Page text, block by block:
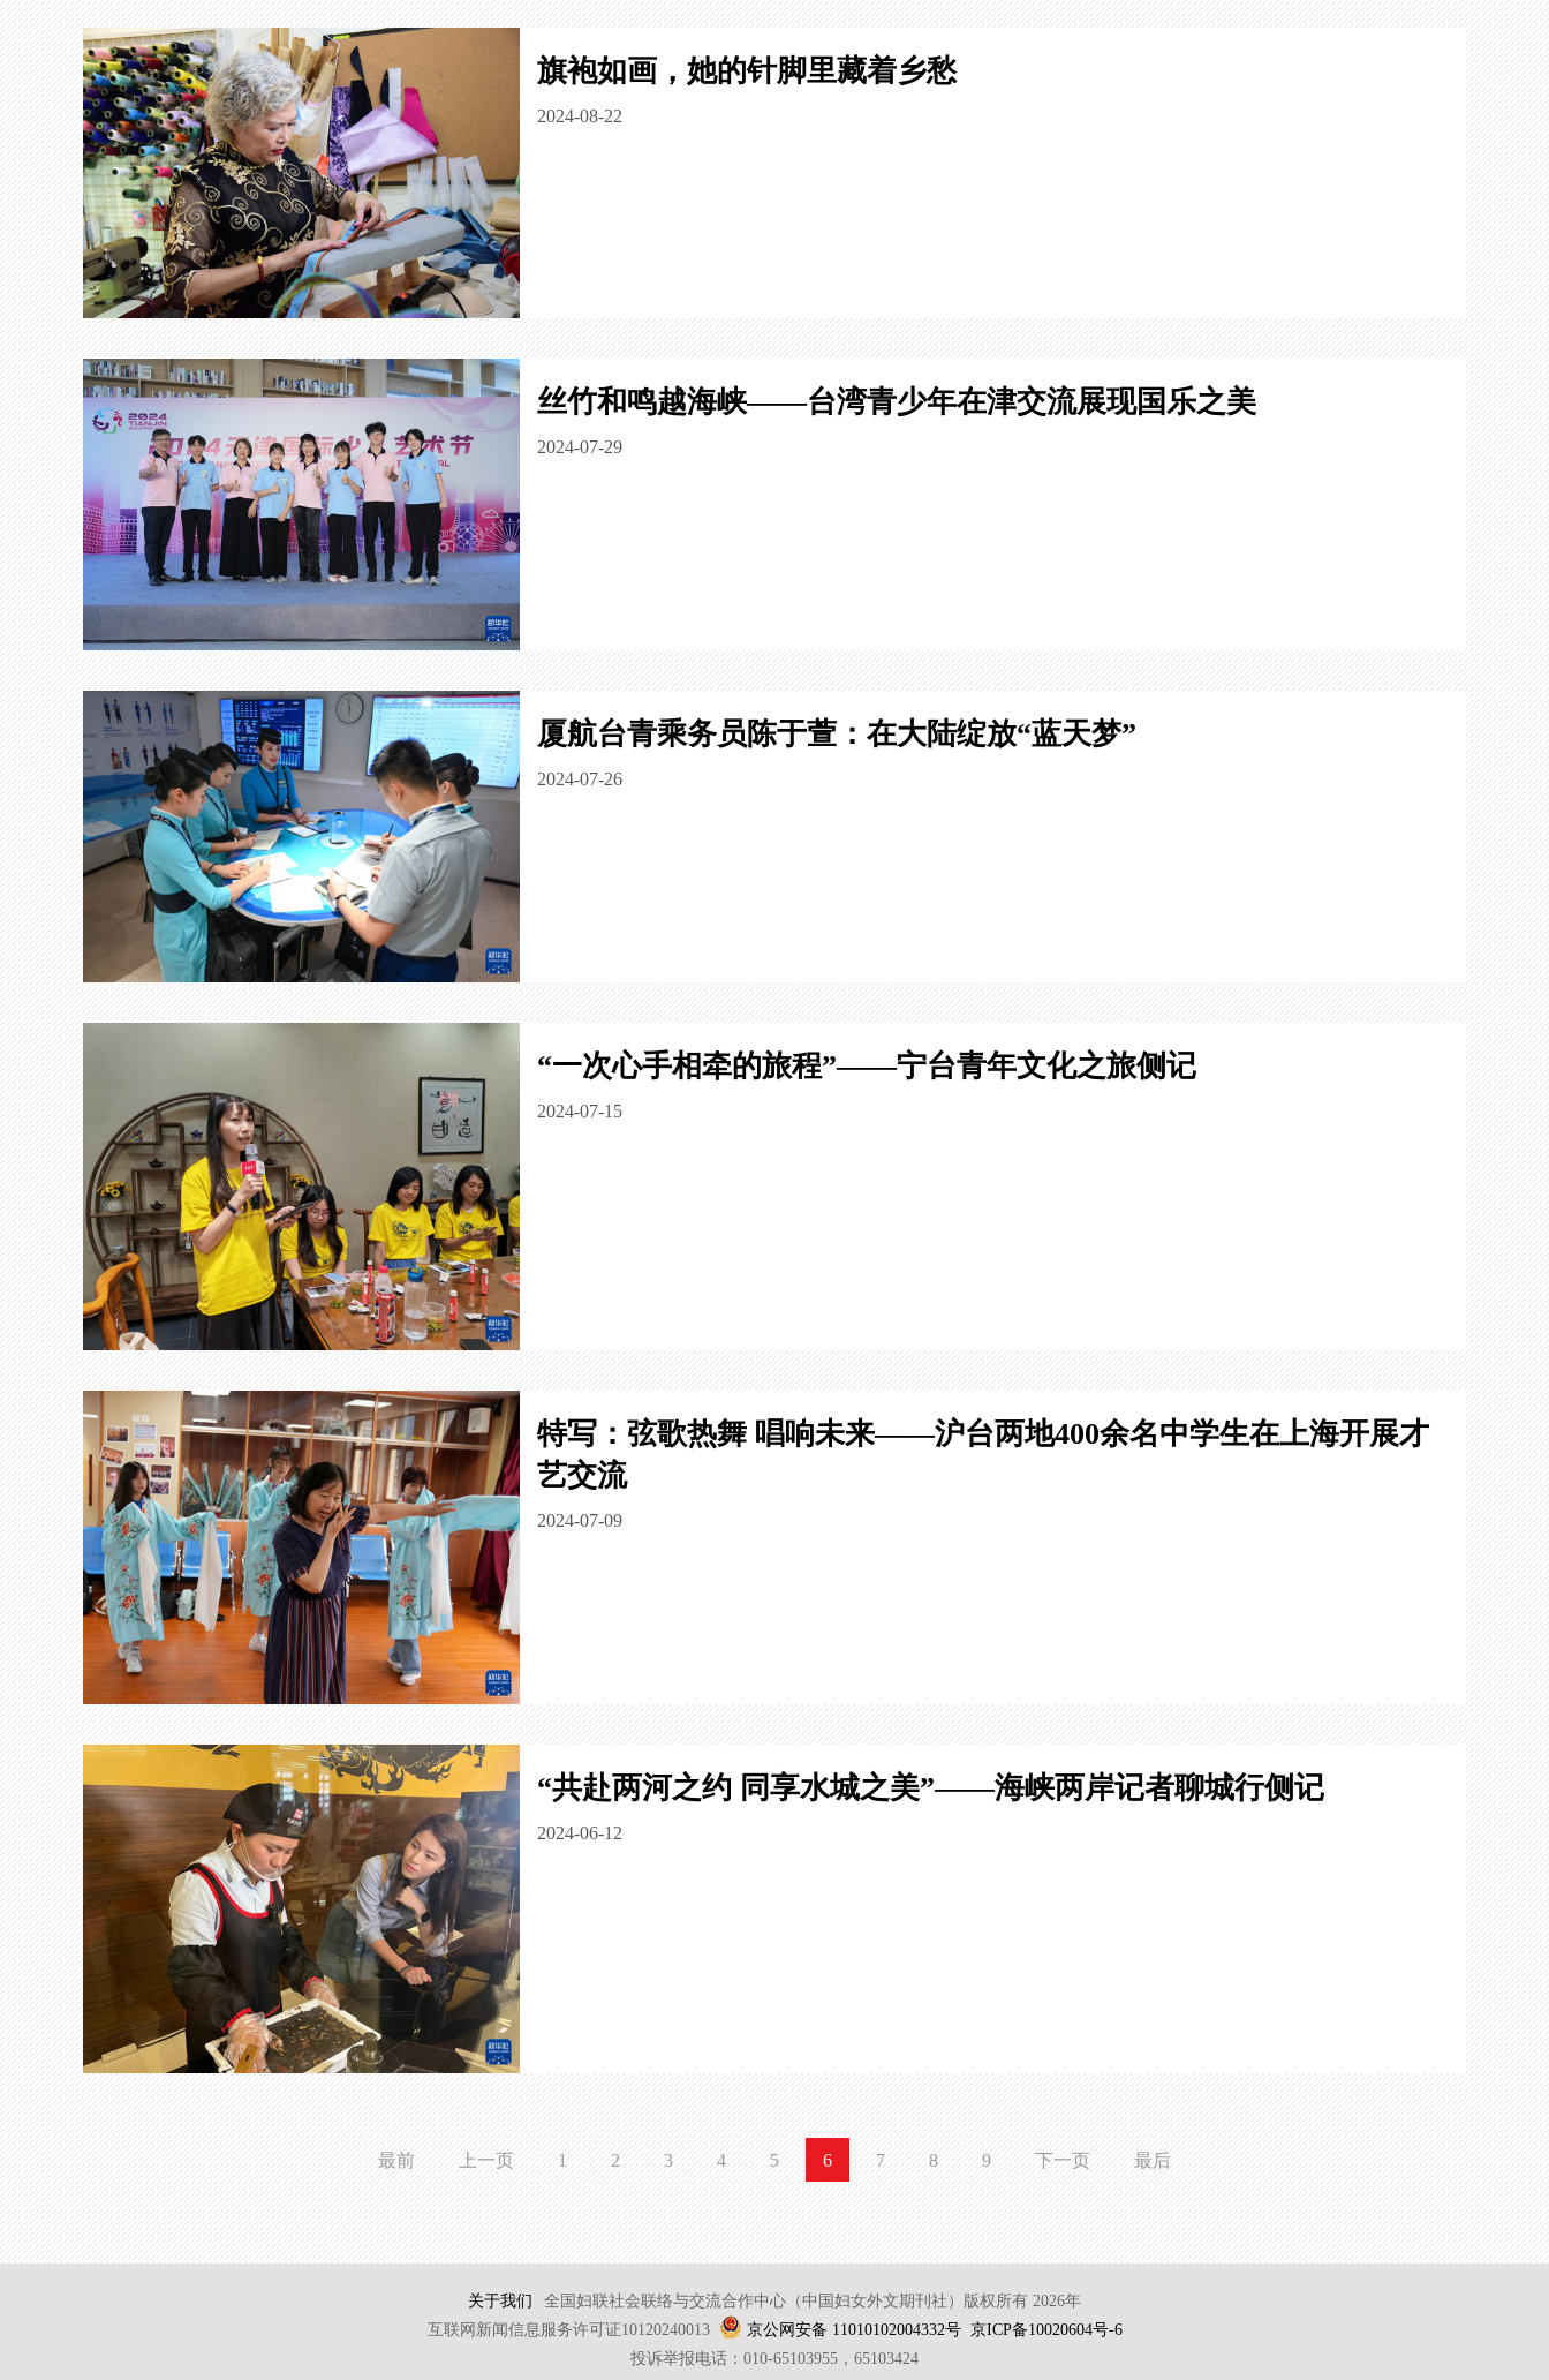
旗袍如画，她的针脚里藏着乡愁
2024-08-22
丝竹和鸣越海峡——台湾青少年在津交流展现国乐之美
2024-07-29
厦航台青乘务员陈于萱：在大陆绽放“蓝天梦”
2024-07-26
“一次心手相牵的旅程”——宁台青年文化之旅侧记
2024-07-15
特写：弦歌热舞 唱响未来——沪台两地400余名中学生在上海开展才
艺交流
2024-07-09
“共赴两河之约 同享水城之美”——海峡两岸记者聊城行侧记
2024-06-12
最前 上一页 1 2 3 4 5 6 7 8 9 下一页 最后
关于我们
全国妇联社会联络与交流合作中心（中国妇女外文期刊社）版权所有 2026年
互联网新闻信息服务许可证10120240013
京公网安备 11010102004332号 京ICP备10020604号-6
投诉举报电话：010-65103955，65103424